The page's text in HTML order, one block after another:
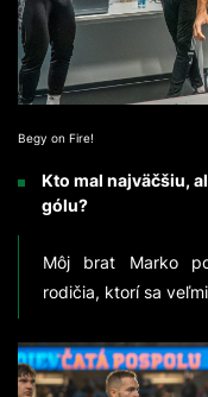
Begy on Fire!
Kto mal najväčšiu,
gólu?
Môj brat Marko
rodičia, ktorí sa